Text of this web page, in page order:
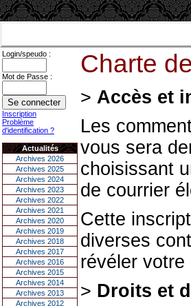
Login/speudo :
Mot de Passe :
Inscription
Problème
d'identification ?
Actualités
Archives 2026
Archives 2025
Archives 2024
Archives 2023
Archives 2022
Archives 2021
Archives 2020
Archives 2019
Archives 2018
Archives 2017
Archives 2016
Archives 2015
Archives 2014
Archives 2013
Archives 2012
Charte
> Accès et
Les
vous sera
choisissant
de courrier
Cette
diverses
révéler votre
> Droits et